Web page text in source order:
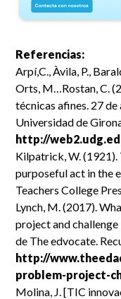
Referencias:
Arpí,C., Àvila, P.,
Orts, M…Rostan, C.
técnicas afines. 27
Universidad de
http://
Kilpatrick, W. (1921).
purposeful act in the
Teachers College
Lynch, M. (2017).
project and challenge
de The edvocate.
http://
problem-project-
Molina, J. [TIC